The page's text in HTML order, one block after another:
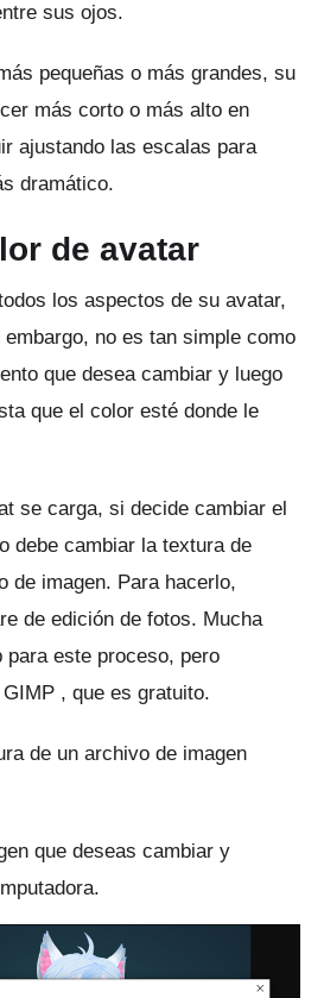
sus ojos.
pequeñas o más grandes, su
más corto o más alto en
ajustando las escalas para
dramático.
de avatar
los aspectos de su avatar,
embargo, no es tan simple como
que desea cambiar y luego
que el color esté donde le
se carga, si decide cambiar el
debe cambiar la textura de
de imagen. Para hacerlo,
de edición de fotos. Mucha
para este proceso, pero
GIMP , que es gratuito.
de un archivo de imagen
que deseas cambiar y